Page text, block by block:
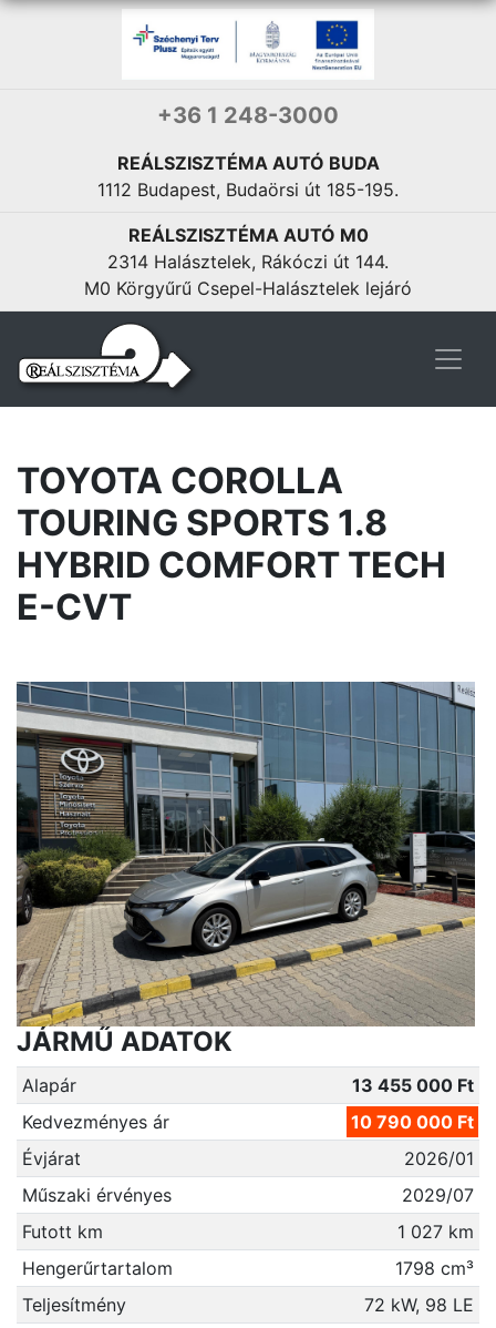
+36 1 248-3000
REÁLSZISZTÉMA AUTÓ BUDA
1112 Budapest, Budaörsi út 185-195.
REÁLSZISZTÉMA AUTÓ M0
2314 Halásztelek, Rákóczi út 144.
M0 Körgyűrű Csepel-Halásztelek lejáró
TOYOTA COROLLA
TOURING SPORTS 1.8
HYBRID COMFORT TECH
E-CVT
JÁRMŰ ADATOK
Alapár
13 455 000 Ft
Kedvezményes ár
10 790 000 Ft
Évjárat
2026/01
Műszaki érvényes
2029/07
Futott km
1 027 km
Hengerűrtartalom
1798 cm³
Teljesítmény
72 kW, 98 LE